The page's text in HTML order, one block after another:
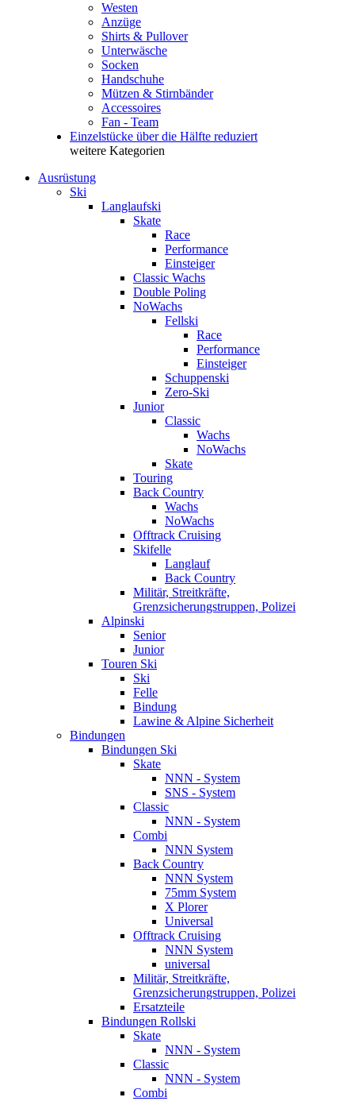
Westen
Anzüge
Shirts & Pullover
Unterwäsche
Socken
Handschuhe
Mützen & Stirnbänder
Accessoires
Fan - Team
Einzelstücke über die Hälfte reduziert
weitere Kategorien
Ausrüstung
Ski
Langlaufski
Skate
Race
Performance
Einsteiger
Classic Wachs
Double Poling
NoWachs
Fellski
Race
Performance
Einsteiger
Schuppenski
Zero-Ski
Junior
Classic
Wachs
NoWachs
Skate
Touring
Back Country
Wachs
NoWachs
Offtrack Cruising
Skifelle
Langlauf
Back Country
Militär, Streitkräfte,
Grenzsicherungstruppen, Polizei
Alpinski
Senior
Junior
Touren Ski
Ski
Felle
Bindung
Lawine & Alpine Sicherheit
Bindungen
Bindungen Ski
Skate
NNN - System
SNS - System
Classic
NNN - System
Combi
NNN System
Back Country
NNN System
75mm System
X Plorer
Universal
Offtrack Cruising
NNN System
universal
Militär, Streitkräfte,
Grenzsicherungstruppen, Polizei
Ersatzteile
Bindungen Rollski
Skate
NNN - System
Classic
NNN - System
Combi